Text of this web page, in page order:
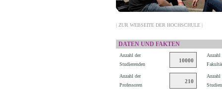
| ZUR WEBSEITE DER HOCHSCHULE |
DATEN UND FAKTEN
Anzahl der
Studierenden
10000
Anzahl
Anzahl der
Professoren
210
Anzahl